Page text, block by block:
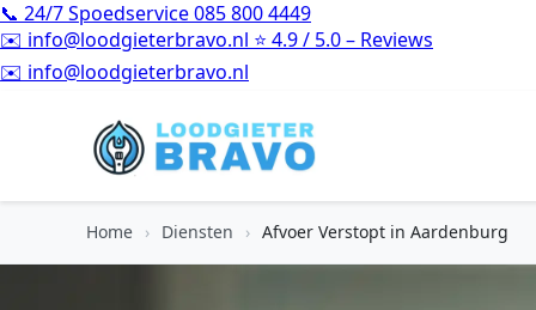
📞 24/7 Spoedservice085 800 4449
✉️ info@loodgieterbravo.nl ⭐ 4.9 / 5.0 – Reviews
⭐4.9 / 5.0 – Reviews
Home › Diensten › Afvoer Verstopt in Aardenburg